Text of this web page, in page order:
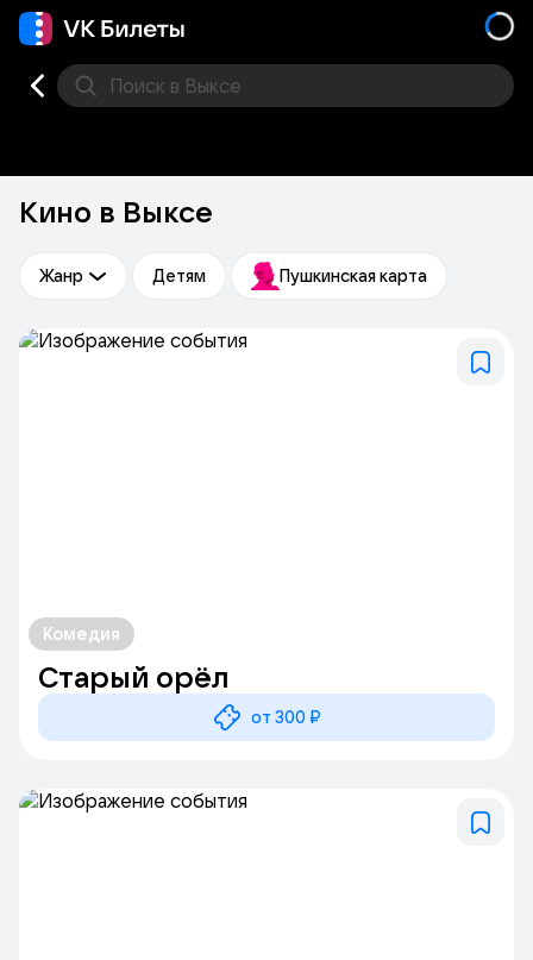
Поиск в Выксе
Кино в Выксе
Жанр Детям Пушкинская карта
Комедия
Старый орёл
от 300 ₽